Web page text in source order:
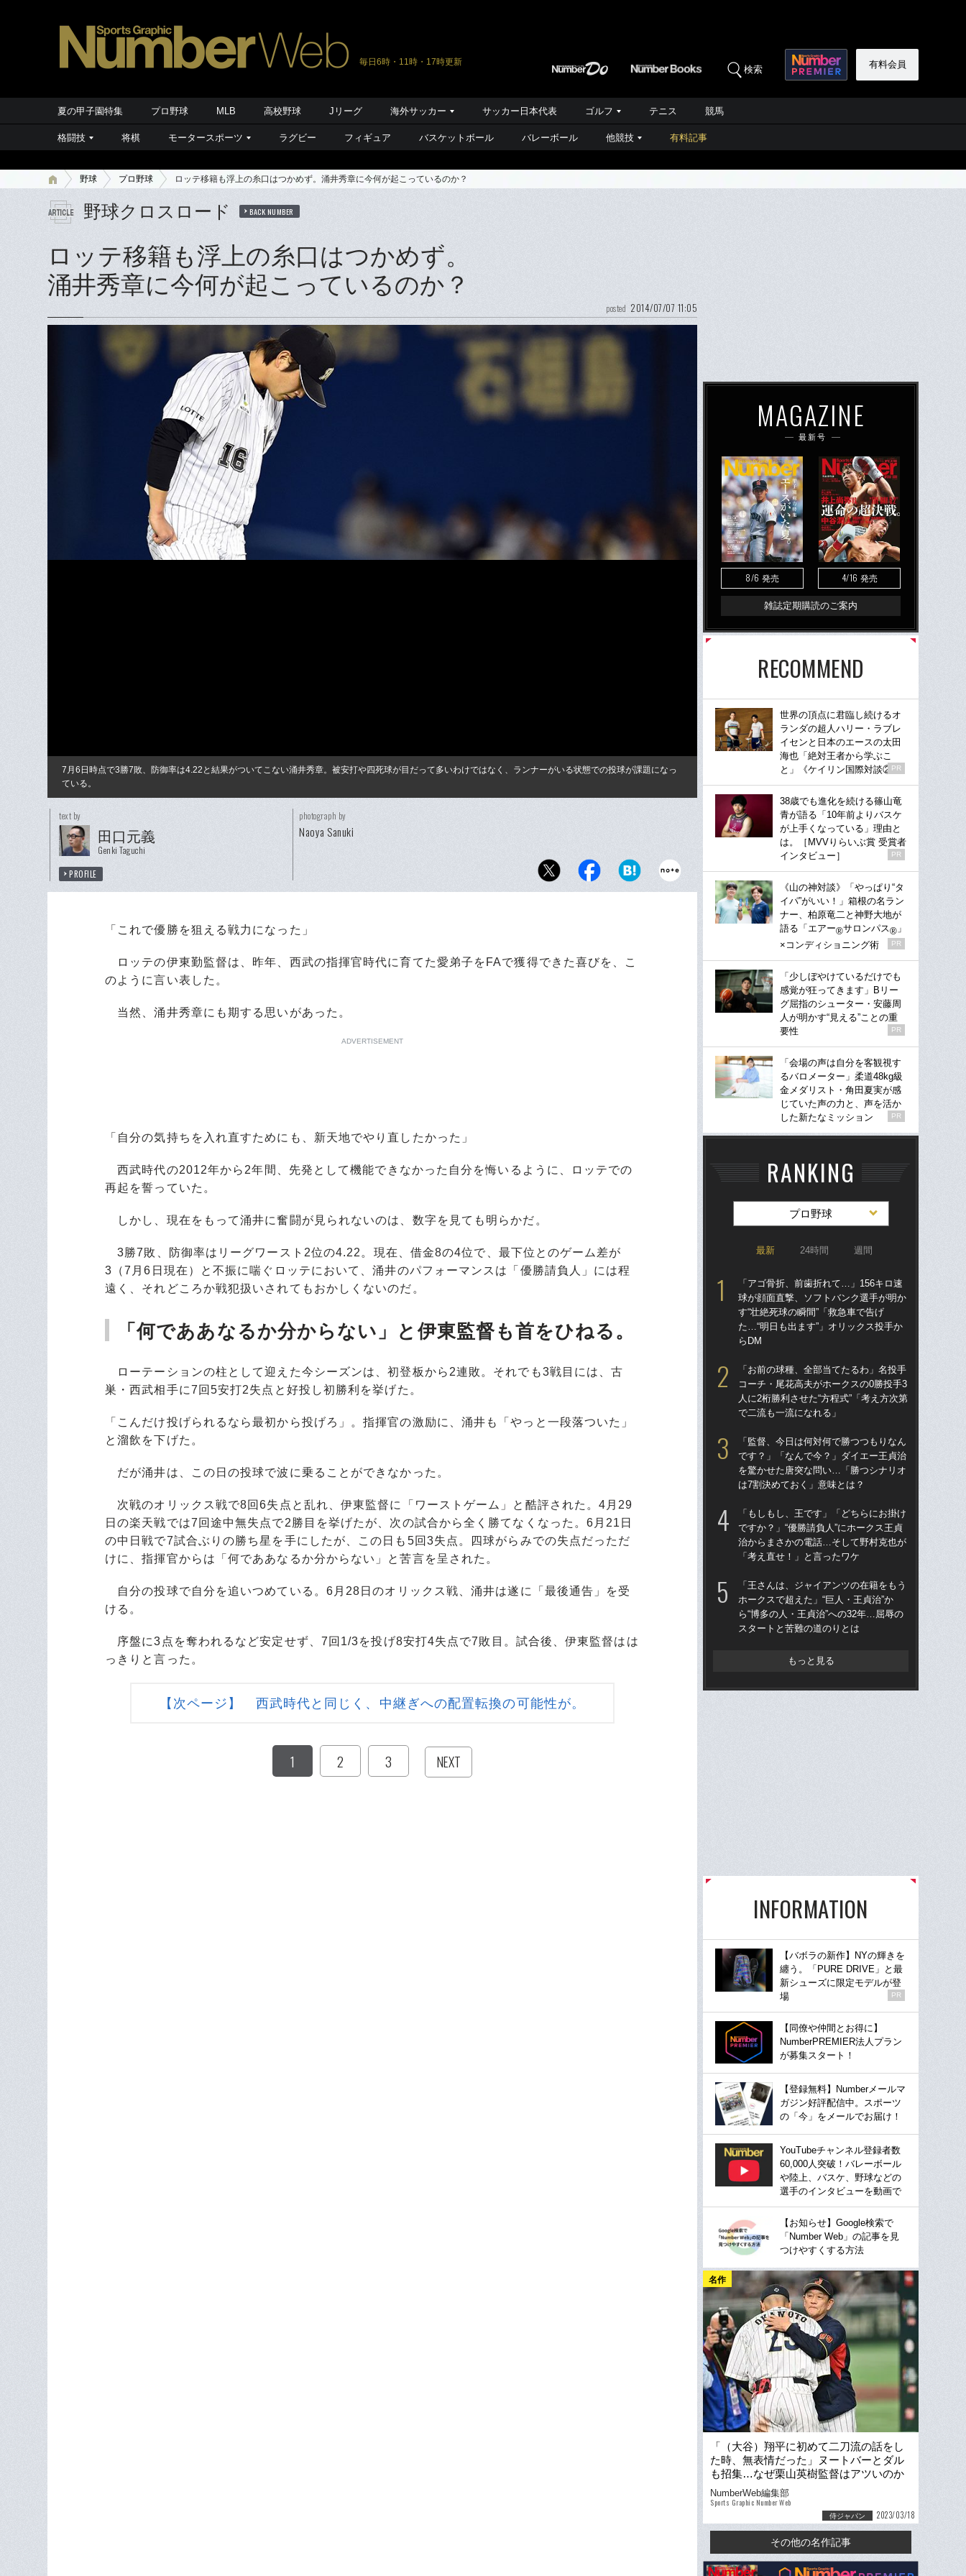
毎日6時・11時・17時更新
検索 有料会員
夏の甲子園特集 プロ野球 MLB 高校野球 Jリーグ 海外サッカー サッカー日本代表 ゴルフ テニス 競馬
格闘技 将棋 モータースポーツ ラグビー フィギュア バスケットボール バレーボール 他競技 有料記事
野球 プロ野球 ロッテ移籍も浮上の糸口はつかめず。涌井秀章に今何が起こっているのか？
野球クロスロード BACK NUMBER
ロッテ移籍も浮上の糸口はつかめず。
涌井秀章に今何が起こっているのか？
posted 2014/07/07 11:05
7月6日時点で3勝7敗、防御率は4.22と結果がついてこない涌井秀章。被安打や四死球が目だって多いわけではなく、ランナーがいる状態での投球が課題になっ
ている。
text by
田口元義
Genki Taguchi
PROFILE
photograph by
Naoya Sanuki
「これで優勝を狙える戦力になった」
ロッテの伊東勤監督は、昨年、西武の指揮官時代に育てた愛弟子をFAで獲得できた喜びを、こ
のように言い表した。
当然、涌井秀章にも期する思いがあった。
ADVERTISEMENT
「自分の気持ちを入れ直すためにも、新天地でやり直したかった」
西武時代の2012年から2年間、先発として機能できなかった自分を悔いるように、ロッテでの
再起を誓っていた。
しかし、現在をもって涌井に奮闘が見られないのは、数字を見ても明らかだ。
3勝7敗、防御率はリーグワースト2位の4.22。現在、借金8の4位で、最下位とのゲーム差が
3（7月6日現在）と不振に喘ぐロッテにおいて、涌井のパフォーマンスは「優勝請負人」には程
遠く、それどころか戦犯扱いされてもおかしくないのだ。
「何でああなるか分からない」と伊東監督も首をひねる。
ローテーションの柱として迎えた今シーズンは、初登板から2連敗。それでも3戦目には、古
巣・西武相手に7回5安打2失点と好投し初勝利を挙げた。
「こんだけ投げられるなら最初から投げろ」。指揮官の激励に、涌井も「やっと一段落ついた」
と溜飲を下げた。
だが涌井は、この日の投球で波に乗ることができなかった。
次戦のオリックス戦で8回6失点と乱れ、伊東監督に「ワーストゲーム」と酷評された。4月29
日の楽天戦では7回途中無失点で2勝目を挙げたが、次の試合から全く勝てなくなった。6月21日
の中日戦で7試合ぶりの勝ち星を手にしたが、この日も5回3失点。四球がらみでの失点だっただ
けに、指揮官からは「何でああなるか分からない」と苦言を呈された。
自分の投球で自分を追いつめている。6月28日のオリックス戦、涌井は遂に「最後通告」を受
ける。
序盤に3点を奪われるなど安定せず、7回1/3を投げ8安打4失点で7敗目。試合後、伊東監督はは
っきりと言った。
【次ページ】 西武時代と同じく、中継ぎへの配置転換の可能性が。
1 2 3 NEXT
MAGAZINE
最新号
8/6 発売 4/16 発売
雑誌定期購読のご案内
RECOMMEND
世界の頂点に君臨し続けるオ
ランダの超人ハリー・ラブレ
イセンと日本のエースの太田
海也「絶対王者から学ぶこ
と」《ケイリン国際対談②》
PR
38歳でも進化を続ける篠山竜
青が語る「10年前よりバスケ
が上手くなっている」理由と
は。［MVVりらいぶ賞 受賞者
インタビュー］
PR
《山の神対談》「やっぱり“タ
イパ”がいい！」箱根の名ラン
ナー、柏原竜二と神野大地が
語る「エアー®サロンパス® 」
×コンディショニング術
PR
「少しぼやけているだけでも
感覚が狂ってきます」Bリー
グ屈指のシューター・安藤周
人が明かす“見える”ことの重
要性
PR
「会場の声は自分を客観視す
るバロメーター」柔道48kg級
金メダリスト・角田夏実が感
じていた声の力と、声を活か
した新たなミッション
PR
RANKING
プロ野球
最新 24時間 週間
「アゴ骨折、前歯折れて…」156キロ速
球が顔面直撃、ソフトバンク選手が明か
す“壮絶死球の瞬間”「救急車で告げ
た…“明日も出ます”」オリックス投手か
らDM
「お前の球種、全部当てたるわ」名投手
コーチ・尾花高夫がホークスの0勝投手3
人に2桁勝利させた“方程式”「考え方次第
で二流も一流になれる」
「監督、今日は何対何で勝つつもりなん
です？」「なんで今？」ダイエー王貞治
を驚かせた唐突な問い…「勝つシナリオ
は7割決めておく」意味とは？
「もしもし、王です」「どちらにお掛け
ですか？」“優勝請負人”にホークス王貞
治からまさかの電話…そして野村克也が
「考え直せ！」と言ったワケ
「王さんは、ジャイアンツの在籍をもう
ホークスで超えた」“巨人・王貞治”か
ら“博多の人・王貞治”への32年…屈辱の
スタートと苦難の道のりとは
もっと見る
INFORMATION
【バボラの新作】NYの輝きを
纏う。「PURE DRIVE」と最
新シューズに限定モデルが登
場
PR
【同僚や仲間とお得に】
NumberPREMIER法人プラン
が募集スタート！
【登録無料】Numberメールマ
ガジン好評配信中。スポーツ
の「今」をメールでお届け！
YouTubeチャンネル登録者数
60,000人突破！バレーボール
や陸上、バスケ、野球などの
選手のインタビューを動画で
【お知らせ】Google検索で
「Number Web」の記事を見
つけやすくする方法
名作
「（大谷）翔平に初めて二刀流の話をし
た時、無表情だった」ヌートバーとダル
も招集…なぜ栗山英樹監督はアツいのか
「熱闘甲子園を思い出すんだ」
NumberWeb編集部
Sports Graphic Number Web
侍ジャパン 2023/03/18
その他の名作記事